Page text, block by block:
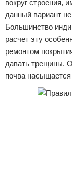
вокруг строения,
данный вариант
Большинство
расчет эту
ремонтом
давать трещины.
почва